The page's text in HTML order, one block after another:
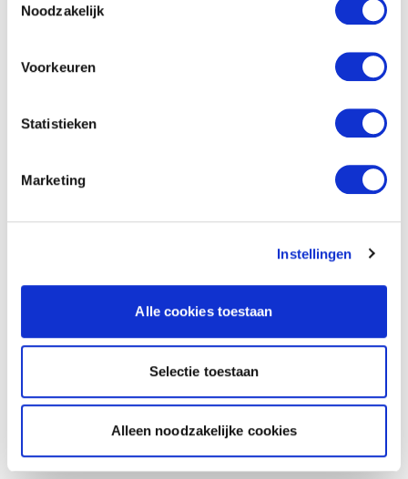
Noodzakelijk
Voorkeuren
Statistieken
Marketing
Instellingen
Alle cookies toestaan
Selectie toestaan
Alleen noodzakelijke cookies